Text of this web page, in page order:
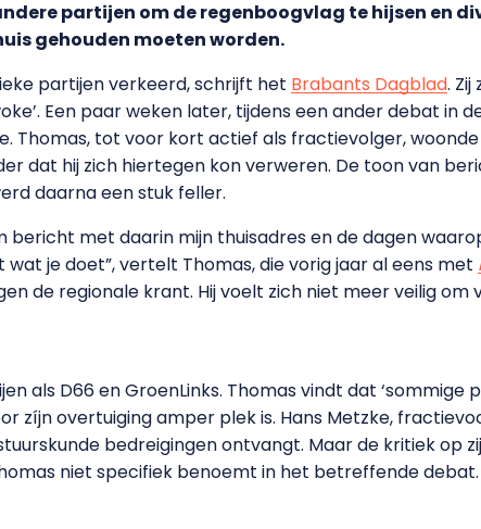
partijen om de regenboogvlag te hijsen en
gehouden moeten worden.
partijen verkeerd, schrijft het Brabants Dagblad.
Een paar weken later, tijdens een ander debat in
Thomas, tot voor kort actief als fractievolger,
dat hij zich hiertegen kon verweren. De toon van
daarna een stuk feller.
bericht met daarin mijn thuisadres en de dagen
je doet”, vertelt Thomas, die vorig jaar al eens met
de regionale krant. Hij voelt zich niet meer veilig om
als D66 en GroenLinks. Thomas vindt dat ‘sommige
zíjn overtuiging amper plek is. Hans Metzke,
bedreigingen ontvangt. Maar de kritiek op
niet specifiek benoemt in het betreffende debat.